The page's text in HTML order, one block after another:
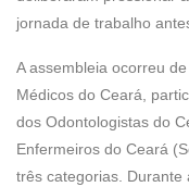
jornada de trabalho
A assembleia ocorreu
Médicos do Ceará,
dos Odontologistas do
Enfermeiros do Ceará
três categorias. Durante